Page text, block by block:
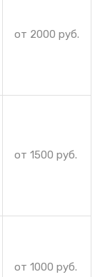
от 2000 руб.
от 1500 руб.
от 1000 руб.